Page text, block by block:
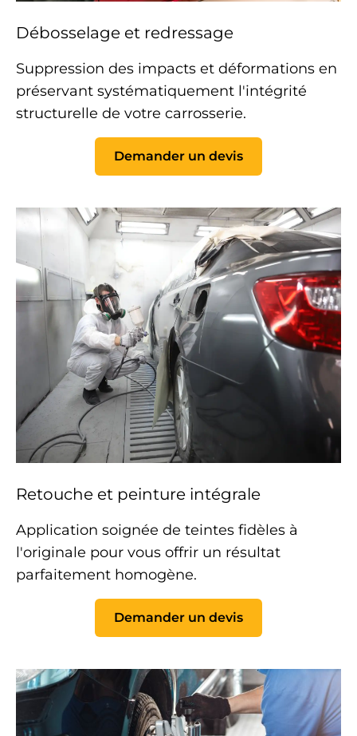
Débosselage et redressage
Suppression des impacts et déformations en
préservant systématiquement l'intégrité
structurelle de votre carrosserie.
Demander un devis
Retouche et peinture intégrale
Application soignée de teintes fidèles à
l'originale pour vous offrir un résultat
parfaitement homogène.
Demander un devis